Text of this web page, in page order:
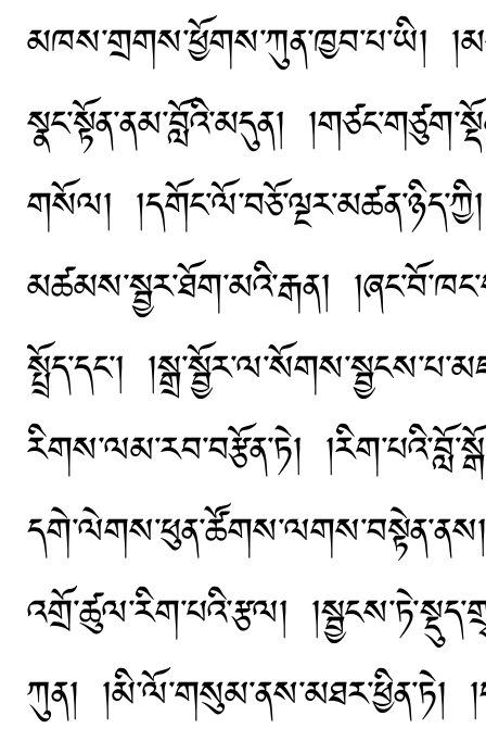
མཁས་གྲགས་ཕྱོགས་ཀུན་ཁྱབ་པ་ཡི།
སྣང་སྟོན་ནམ་བློའི་མདུན།
གསོལ།
མཚམས་སྦྱར་ཐོག་མའི་རྒན།
སྤྲོད་དང་།
རིགས་ལམ་རབ་བརྩོན་ཏེ།
འགྲོ་ཚུལ་རིག་པའི་རྩལ།
ཀུན། །མི་ལོ་གསུམ་ནས་མཐར་ཕྱིན་ཏེ།